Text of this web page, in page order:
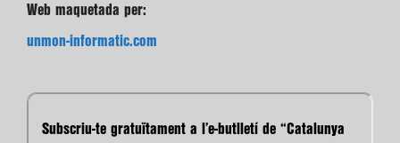
Web maquetada per:
unmon-informatic.com
Subscriu-te gratuïtament a l’e-butlletí de “Catalunya